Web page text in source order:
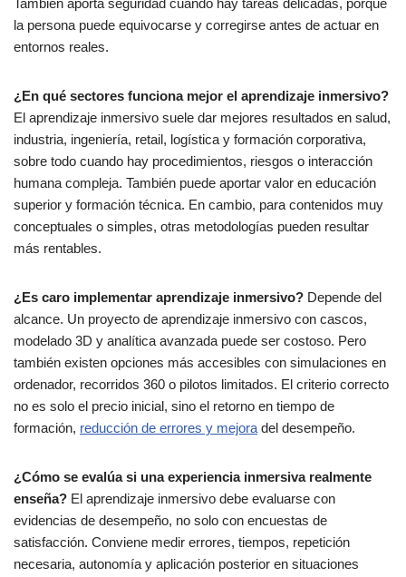
También aporta seguridad cuando hay tareas delicadas, porque
la persona puede equivocarse y corregirse antes de actuar en
entornos reales.
¿En qué sectores funciona mejor el aprendizaje inmersivo?
El aprendizaje inmersivo suele dar mejores resultados en salud,
industria, ingeniería, retail, logística y formación corporativa,
sobre todo cuando hay procedimientos, riesgos o interacción
humana compleja. También puede aportar valor en educación
superior y formación técnica. En cambio, para contenidos muy
conceptuales o simples, otras metodologías pueden resultar
más rentables.
¿Es caro implementar aprendizaje inmersivo? Depende del
alcance. Un proyecto de aprendizaje inmersivo con cascos,
modelado 3D y analítica avanzada puede ser costoso. Pero
también existen opciones más accesibles con simulaciones en
ordenador, recorridos 360 o pilotos limitados. El criterio correcto
no es solo el precio inicial, sino el retorno en tiempo de
formación, reducción de errores y mejora del desempeño.
¿Cómo se evalúa si una experiencia inmersiva realmente
enseña? El aprendizaje inmersivo debe evaluarse con
evidencias de desempeño, no solo con encuestas de
satisfacción. Conviene medir errores, tiempos, repetición
necesaria, autonomía y aplicación posterior en situaciones